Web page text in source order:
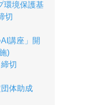
環境保護基
切
講座」開
)
切
体助成